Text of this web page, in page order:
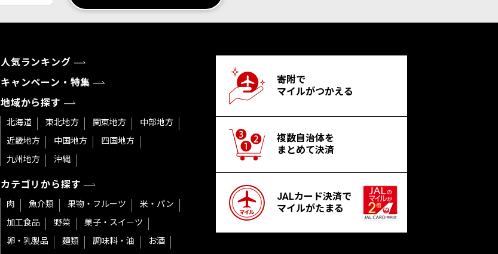
人気ランキング
キャンペーン・特集
地域から探す
北海道 東北地方 関東地方
中部地方
近畿地方
中国地方
四国地方
九州地方
沖縄
カテゴリから探す
肉 魚介類 果物・フルーツ
米・パン
加工食品
野菜
菓子・スイーツ
卵・乳製品
麺類 調味料・油 お酒
寄附で
マイルがつかえる
複数自治体を
まとめて決済
JALカード決済で
マイルがたまる